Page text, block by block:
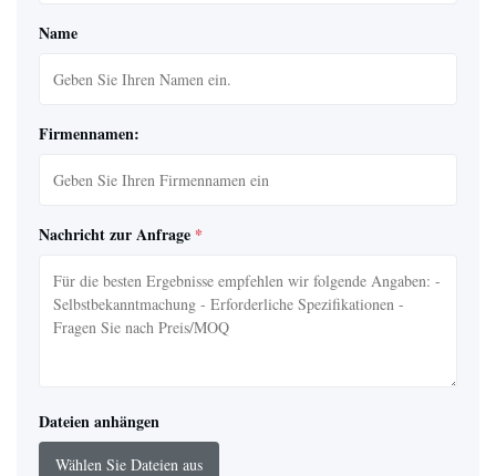
Name
Firmennamen:
Nachricht zur Anfrage *
Dateien anhängen
Wählen Sie Dateien aus